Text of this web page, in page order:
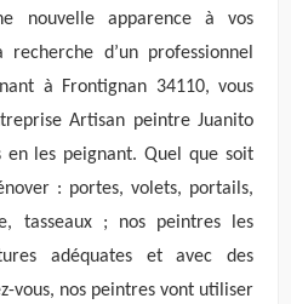
nouvelle apparence à vos
d’un professionnel
à Frontignan 34110, vous
Artisan peintre Juanito
en les peignant. Quel que soit
: portes, volets, portails,
tasseaux ; nos peintres les
adéquates et avec des
vous, nos peintres vont utiliser